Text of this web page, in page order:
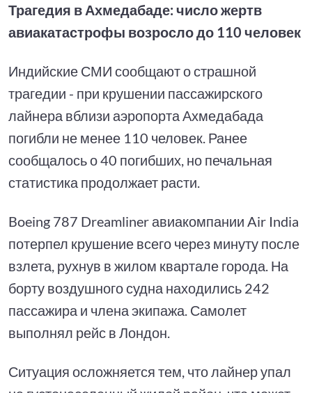
Трагедия в Ахмедабаде: число жертв
авиакатастрофы возросло до 110 человек
Индийские СМИ сообщают о страшной
трагедии - при крушении пассажирского
лайнера вблизи аэропорта Ахмедабада
погибли не менее 110 человек. Ранее
сообщалось о 40 погибших, но печальная
статистика продолжает расти.
Boeing 787 Dreamliner авиакомпании Air India
потерпел крушение всего через минуту после
взлета, рухнув в жилом квартале города. На
борту воздушного судна находились 242
пассажира и члена экипажа. Самолет
выполнял рейс в Лондон.
Ситуация осложняется тем, что лайнер упал